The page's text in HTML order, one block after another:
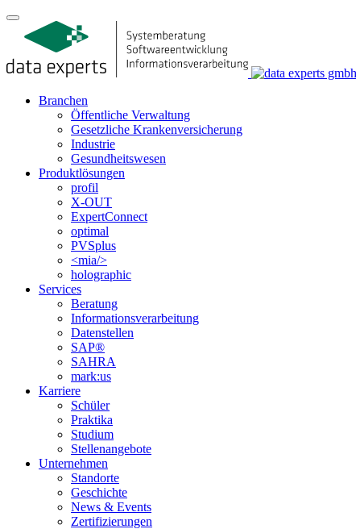
Branchen
Öffentliche Verwaltung
Gesetzliche Krankenversicherung
Industrie
Gesundheitswesen
Produktlösungen
profil
X-OUT
ExpertConnect
optimal
PVSplus
<mia/>
holographic
Services
Beratung
Informations­verarbeitung
Datenstellen
SAP®
SAHRA
mark:us
Karriere
Schüler
Praktika
Studium
Stellenangebote
Unternehmen
Standorte
Geschichte
News & Events
Zertifizierungen